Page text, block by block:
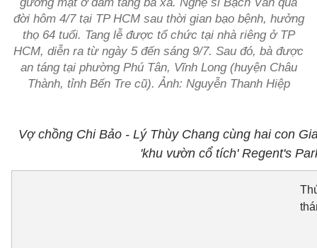
đời hôm 4/7 tại TP HCM sau thời gian bạo bệnh, hưởng
thọ 64 tuổi. Tang lễ được tổ chức tại nhà riêng ở TP
HCM, diễn ra từ ngày 5 đến sáng 9/7. Sau đó, bà được
an táng tại phường Phú Tân, Vĩnh Long (huyện Châu
Thành, tỉnh Bến Tre cũ). Ảnh: Nguyễn Thanh Hiệp
Vợ chồng Chi Bảo - Lý Thùy Chang cùng hai con
'khu vườn cổ tích' Regent's